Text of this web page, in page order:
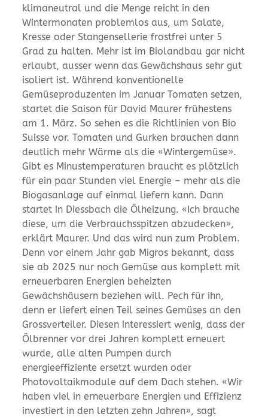
klimaneutral und die Menge reicht in den
Wintermonaten problemlos aus, um Salate,
Kresse oder Stangensellerie frostfrei unter 5
Grad zu halten. Mehr ist im Biolandbau gar nicht
erlaubt, ausser wenn das Gewächshaus sehr gut
isoliert ist. Während konventionelle
Gemüseproduzenten im Januar Tomaten setzen,
startet die Saison für David Maurer frühestens
am 1. März. So sehen es die Richtlinien von Bio
Suisse vor. Tomaten und Gurken brauchen dann
deutlich mehr Wärme als die «Wintergemüse».
Gibt es Minustemperaturen braucht es plötzlich
für ein paar Stunden viel Energie – mehr als die
Biogasanlage auf einmal liefern kann. Dann
startet in Diessbach die Ölheizung. «Ich brauche
diese, um die Verbrauchsspitzen abzudecken»,
erklärt Maurer. Und das wird nun zum Problem.
Denn vor einem Jahr gab Migros bekannt, dass
sie ab 2025 nur noch Gemüse aus komplett mit
erneuerbaren Energien beheizten
Gewächshäusern beziehen will. Pech für ihn,
denn er liefert einen Teil seines Gemüses an den
Grossverteiler. Diesen interessiert wenig, dass der
Ölbrenner vor drei Jahren komplett erneuert
wurde, alle alten Pumpen durch
energieeffiziente ersetzt wurden oder
Photovoltaikmodule auf dem Dach stehen. «Wir
haben viel in erneuerbare Energien und Effizienz
investiert in den letzten zehn Jahren», sagt